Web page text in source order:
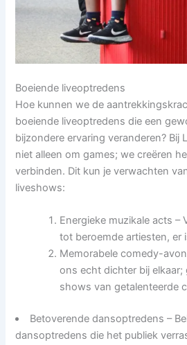
Boeiende liveoptredens
Hoe kunnen we de
boeiende liveoptredens die een
bijzondere ervaring veranderen? Bij
niet alleen om games; we creëren
verbinden. Dit kun je verwachten
liveshows:
Energieke muzikale acts –
tot beroemde artiesten, er
Memorabele comedy-
ons echt dichter bij elkaar;
shows van getalenteerde
Betoverende dansoptredens –
dansoptredens die het publiek